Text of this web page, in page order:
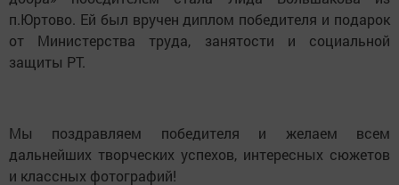
п.Юртово. Ей был вручен диплом победителя и подарок
от Министерства труда, занятости и социальной
защиты РТ.
Мы поздравляем победителя и желаем всем
дальнейших творческих успехов, интересных сюжетов
и классных фотографий!